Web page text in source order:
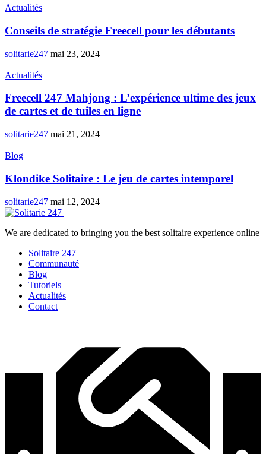
Actualités
Conseils de stratégie Freecell pour les débutants
solitarie247 mai 23, 2024
Actualités
Freecell 247 Mahjong : L’expérience ultime des jeux
de cartes et de tuiles en ligne
solitarie247 mai 21, 2024
Blog
Klondike Solitaire : Le jeu de cartes intemporel
solitarie247 mai 12, 2024
We are dedicated to bringing you the best solitaire experience online
Solitaire 247
Communauté
Blog
Tutoriels
Actualités
Contact